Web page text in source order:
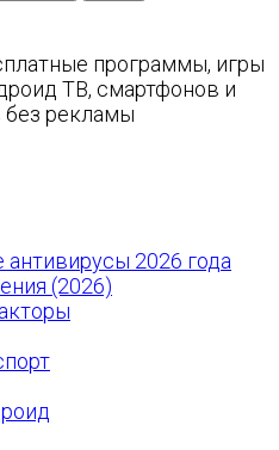
программы, игры
ТВ, смартфонов и
рекламы
2026 года
(2026)